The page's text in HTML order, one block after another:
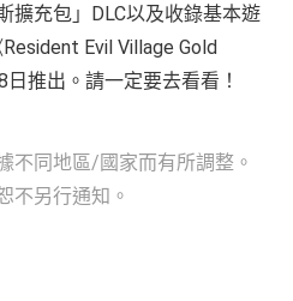
擴充包」DLC以及收錄基本遊
Evil Village Gold
推出。請一定要去看看！
不同地區/國家而有所調整。
不另行通知。